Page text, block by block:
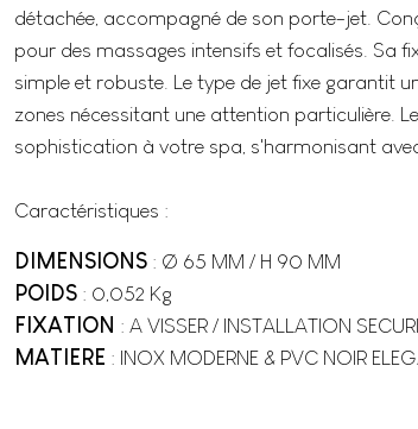
détachée, accompagné de son porte-jet.
pour des massages intensifs et focalisés. Sa
simple et robuste. Le type de jet fixe garantit
zones nécessitant une attention particulière.
sophistication à votre spa, s'harmonisant
Caractéristiques :
DIMENSIONS : Ø 65 MM / H 90 MM
POIDS : 0,052 Kg
FIXATION : A VISSER / INSTALLATION
MATIERE : INOX MODERNE & PVC NOIR